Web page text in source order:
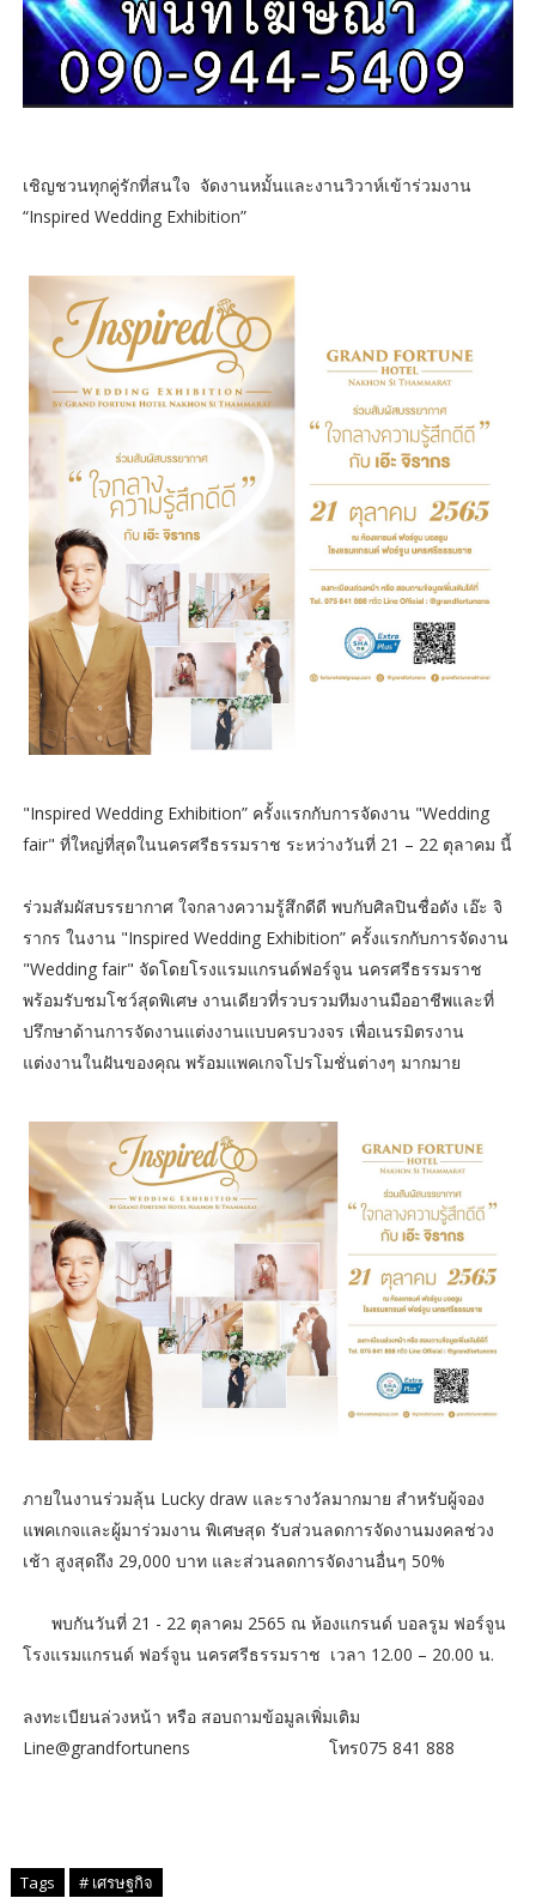
เชิญชวนทุกคู่รักที่สนใจ จัดงานหมั้นและงานวิวาห์เข้าร่วมงาน
“Inspired Wedding Exhibition”
"Inspired Wedding Exhibition” ครั้งแรกกับการจัดงาน "Wedding
fair" ที่ใหญ่ที่สุดในนครศรีธรรมราช ระหว่างวันที่ 21 – 22 ตุลาคม นี้
ร่วมสัมผัสบรรยากาศ ใจกลางความรู้สึกดีดี พบกับศิลปินชื่อดัง เอ๊ะ จิ
รากร ในงาน "Inspired Wedding Exhibition” ครั้งแรกกับการจัดงาน
"Wedding fair" จัดโดยโรงแรมแกรนด์ฟอร์จูน นครศรีธรรมราช
พร้อมรับชมโชว์สุดพิเศษ งานเดียวที่รวบรวมทีมงานมืออาชีพและที่
ปรึกษาด้านการจัดงานแต่งงานแบบครบวงจร เพื่อเนรมิตรงาน
แต่งงานในฝันของคุณ พร้อมแพคเกจโปรโมชั่นต่างๆ มากมาย
ภายในงานร่วมลุ้น Lucky draw และรางวัลมากมาย สำหรับผู้จอง
แพคเกจและผู้มาร่วมงาน พิเศษสุด รับส่วนลดการจัดงานมงคลช่วง
เช้า สูงสุดถึง 29,000 บาท และส่วนลดการจัดงานอื่นๆ 50%
พบกันวันที่ 21 - 22 ตุลาคม 2565 ณ ห้องแกรนด์ บอลรูม ฟอร์จูน
โรงแรมแกรนด์ ฟอร์จูน นครศรีธรรมราช เวลา 12.00 – 20.00 น.
ลงทะเบียนล่วงหน้า หรือ สอบถามข้อมูลเพิ่มเติม
Line@grandfortunens โทร075 841 888
Tags # เศรษฐกิจ